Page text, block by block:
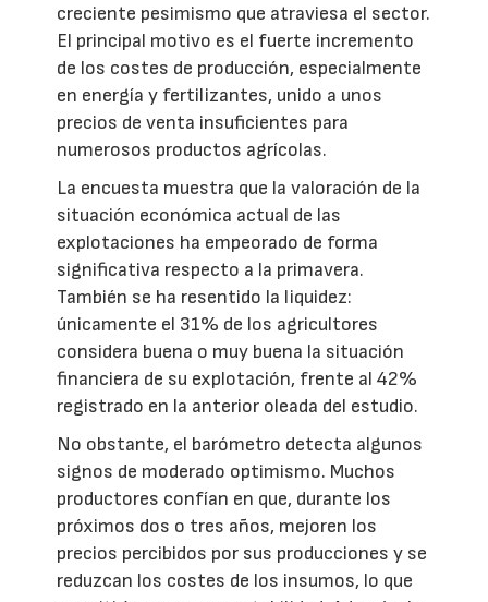
creciente pesimismo que atraviesa el sector.
El principal motivo es el fuerte incremento
de los costes de producción, especialmente
en energía y fertilizantes, unido a unos
precios de venta insuficientes para
numerosos productos agrícolas.
La encuesta muestra que la valoración de la
situación económica actual de las
explotaciones ha empeorado de forma
significativa respecto a la primavera.
También se ha resentido la liquidez:
únicamente el 31% de los agricultores
considera buena o muy buena la situación
financiera de su explotación, frente al 42%
registrado en la anterior oleada del estudio.
No obstante, el barómetro detecta algunos
signos de moderado optimismo. Muchos
productores confían en que, durante los
próximos dos o tres años, mejoren los
precios percibidos por sus producciones y se
reduzcan los costes de los insumos, lo que